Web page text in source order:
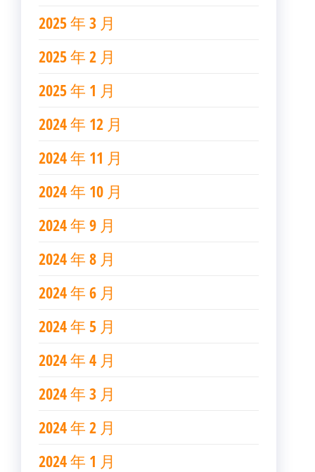
2025 年 3 月
2025 年 2 月
2025 年 1 月
2024 年 12 月
2024 年 11 月
2024 年 10 月
2024 年 9 月
2024 年 8 月
2024 年 6 月
2024 年 5 月
2024 年 4 月
2024 年 3 月
2024 年 2 月
2024 年 1 月